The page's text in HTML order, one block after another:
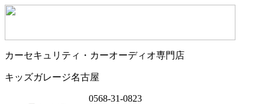
カーセキュリティ・カーオーディオ専門店
キッズガレージ名古屋
0568-31-0823